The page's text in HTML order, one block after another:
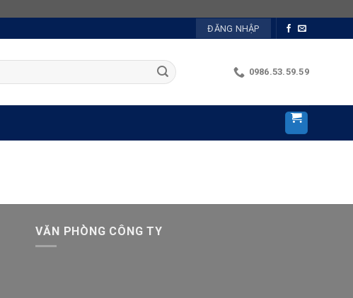
ĐĂNG NHẬP
0986.53.59.59
VĂN PHÒNG CÔNG TY